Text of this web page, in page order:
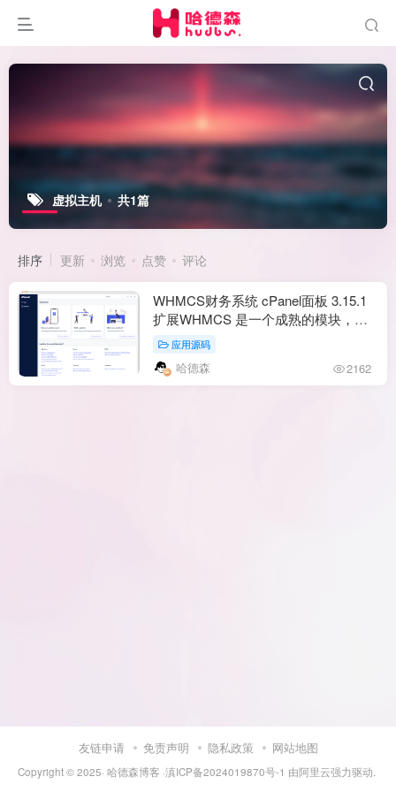
虚拟主机 共1篇
排序 更新 浏览 点赞 评论
WHMCS财务系统 cPanel面板 3.15.1
扩展WHMCS 是一个成熟的模块，
WHMCS 中远程管理 Web 托管帐户。
应用源码
哈德森 2162
友链申请 免责声明 隐私政策 网站地图
Copyright © 2025· 哈德森博客 ·滇ICP备2024019870号-1 由阿里云强力驱动.